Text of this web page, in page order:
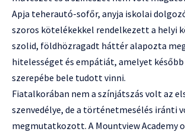
Apja teherautó-sofőr, anyja iskolai
szoros kötelékekkel rendelkezett a helyi
szolid, földhözragadt háttér alapozta
hitelességet és empátiát, amelyet
szerepébe bele tudott vinni.
Fiatalkorában nem a színjátszás volt az
szenvedélye, de a történetmesélés iránti
megmutatkozott. A Mountview Academy